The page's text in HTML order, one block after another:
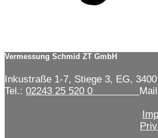
Vermessung Schmid ZT GmbH
Inkustraße 1-7, Stiege 3, EG,
Tel.: 02243 25 520 0